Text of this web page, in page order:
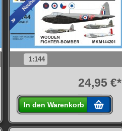
1:144
24,95 €*
In den Warenkorb